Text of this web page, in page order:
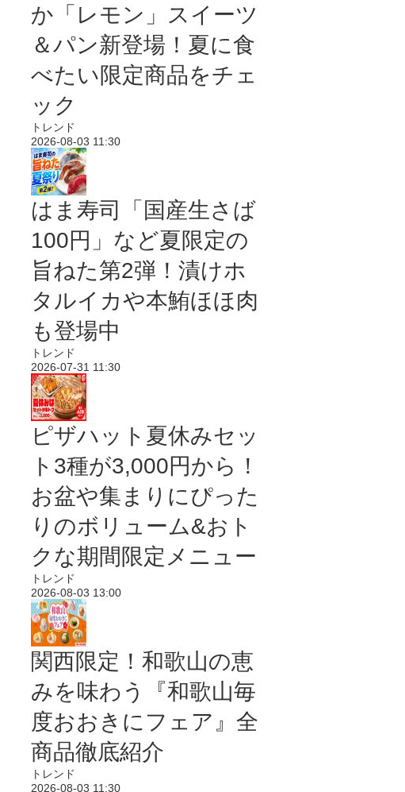
か「レモン」スイーツ
＆パン新登場！夏に食
べたい限定商品をチェ
ック
トレンド
2026-08-03 11:30
はま寿司「国産生さば
100円」など夏限定の
旨ねた第2弾！漬けホ
タルイカや本鮪ほほ肉
も登場中
トレンド
2026-07-31 11:30
ピザハット夏休みセッ
ト3種が3,000円から！
お盆や集まりにぴった
りのボリューム&おト
クな期間限定メニュー
トレンド
2026-08-03 13:00
関西限定！和歌山の恵
みを味わう『和歌山毎
度おおきにフェア』全
商品徹底紹介
トレンド
2026-08-03 11:30